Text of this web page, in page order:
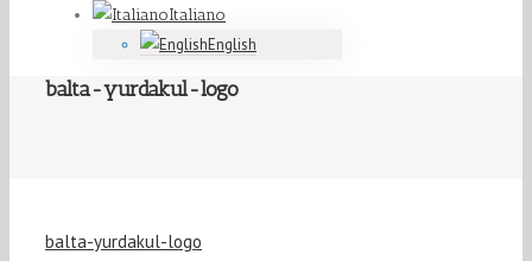
Italiano
English
balta-yurdakul-logo
balta-yurdakul-logo